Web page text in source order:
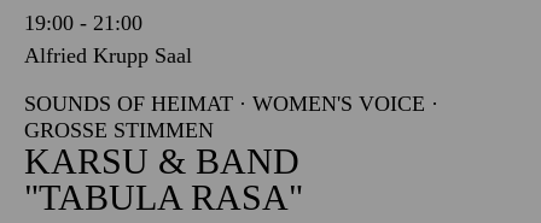
19:00 - 21:00
Alfried Krupp Saal
SOUNDS OF HEIMAT · WOMEN'S VOICE ·
GROSSE STIMMEN
KARSU & BAND
"TABULA RASA"